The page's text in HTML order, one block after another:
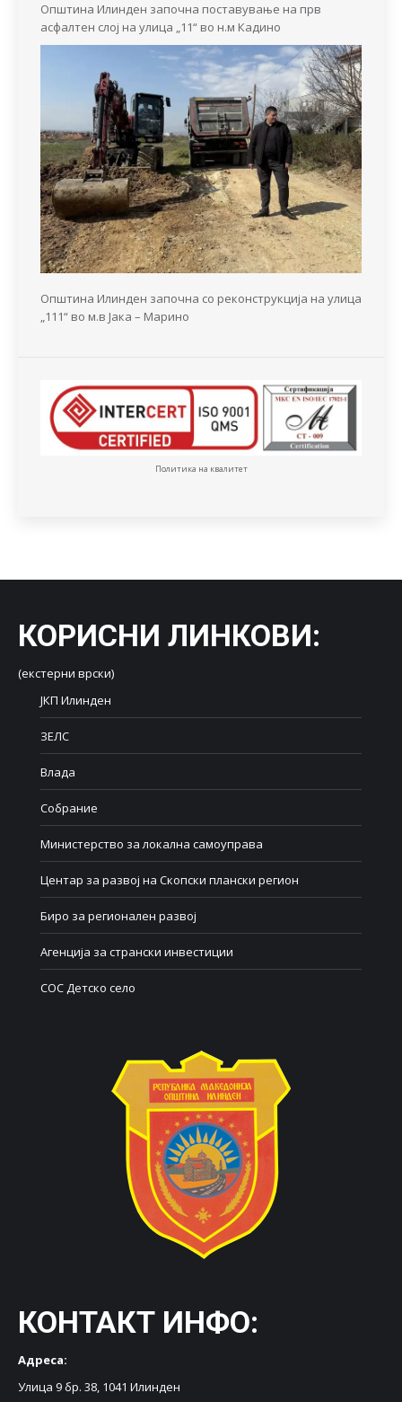
Општина Илинден започна поставување на прв
асфалтен слој на улица „11“ во н.м Кадино
Општина Илинден започна со реконструкција на улица
„111“ во м.в Јака – Марино
Политика на квалитет
КОРИСНИ ЛИНКОВИ:
(екстерни врски)
ЈКП Илинден
ЗЕЛС
Влада
Собрание
Министерство за локална самоуправа
Центар за развој на Скопски плански регион
Биро за регионален развој
Агенција за странски инвестиции
СОС Детско село
КОНТАКТ ИНФО:
Адреса:
Улица 9 бр. 38, 1041 Илинден